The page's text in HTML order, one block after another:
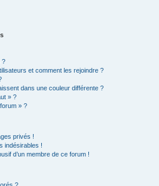
?
et comment les rejoindre ?
dans une couleur différente ?
» ?
» ?
privés !
indésirables !
d’un membre de ce forum !